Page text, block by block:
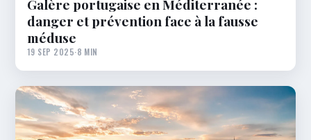
Galère portugaise en Méditerranée :
danger et prévention face à la fausse
méduse
19 SEP 2025·8 MIN